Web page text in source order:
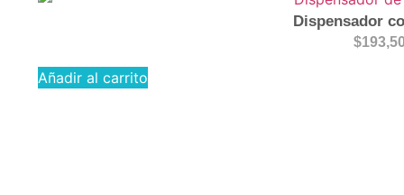
Dispensador
$
Añadir al carrito